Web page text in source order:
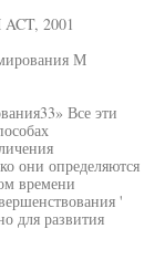
2001
М
Все эти
они определяются
времени
'
для развития